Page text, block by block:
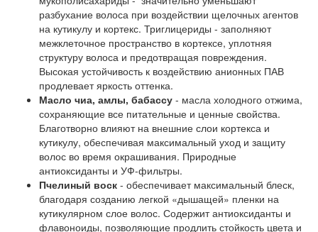
разбухание волоса при воздействии щелочных агентов
на кутикулу и кортекс. Триглицериды - заполняют
межклеточное пространство в кортексе, уплотняя
структуру волоса и предотвращая повреждения.
Высокая устойчивость к воздействию анионных ПАВ
продлевает яркость оттенка.
Масло чиа, амлы, бабассу - масла холодного отжима,
сохраняющие все питательные и ценные свойства.
Благотворно влияют на внешние слои кортекса и
кутикулу, обеспечивая максимальный уход и защиту
волос во время окрашивания. Природные
антиоксиданты и УФ-фильтры.
Пчелиный воск - обеспечивает максимальный блеск,
благодаря созданию легкой «дышащей» пленки на
кутикулярном слое волос. Содержит антиоксиданты и
флавоноиды, позволяющие продлить стойкость цвета и